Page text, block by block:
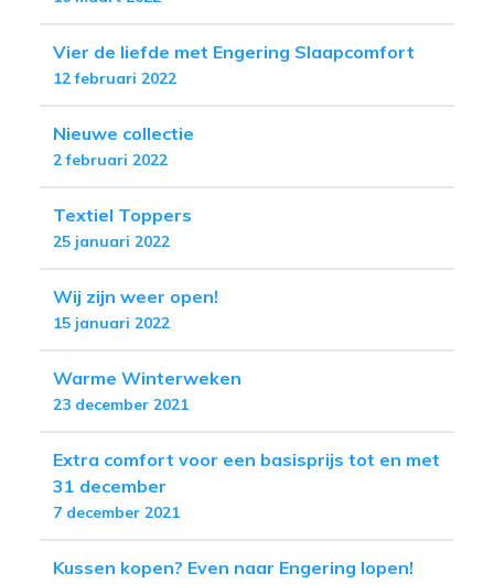
Vier de liefde met Engering Slaapcomfort
12 februari 2022
Nieuwe collectie
2 februari 2022
Textiel Toppers
25 januari 2022
Wij zijn weer open!
15 januari 2022
Warme Winterweken
23 december 2021
Extra comfort voor een basisprijs tot en met
31 december
7 december 2021
Kussen kopen? Even naar Engering lopen!